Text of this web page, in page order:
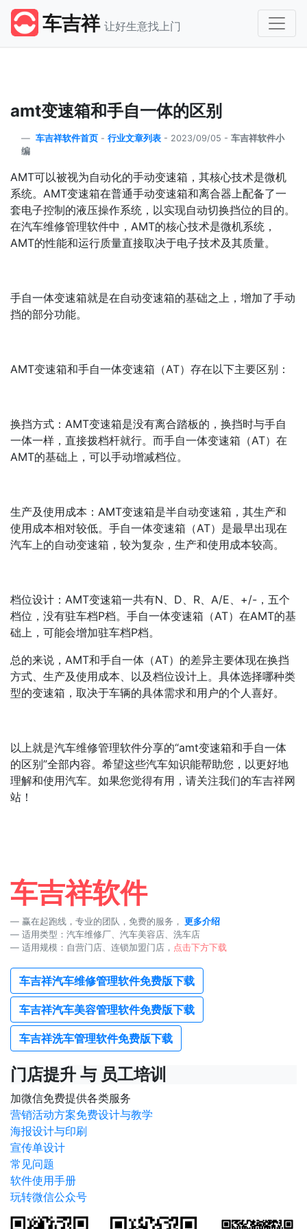
车吉祥 让好生意找上门
amt变速箱和手自一体的区别
车吉祥软件首页 - 行业文章列表 - 2023/09/05 - 车吉祥软件小
编
AMT可以被视为自动化的手动变速箱，其核心技术是微机
系统。AMT变速箱在普通手动变速箱和离合器上配备了一
套电子控制的液压操作系统，以实现自动切换挡位的目的。
在汽车维修管理软件中，AMT的核心技术是微机系统，
AMT的性能和运行质量直接取决于电子技术及其质量。
手自一体变速箱就是在自动变速箱的基础之上，增加了手动
挡的部分功能。
AMT变速箱和手自一体变速箱（AT）存在以下主要区别：
换挡方式：AMT变速箱是没有离合踏板的，换挡时与手自
一体一样，直接拨档杆就行。而手自一体变速箱（AT）在
AMT的基础上，可以手动增减档位。
生产及使用成本：AMT变速箱是半自动变速箱，其生产和
使用成本相对较低。手自一体变速箱（AT）是最早出现在
汽车上的自动变速箱，较为复杂，生产和使用成本较高。
档位设计：AMT变速箱一共有N、D、R、A/E、+/-，五个
档位，没有驻车档P档。手自一体变速箱（AT）在AMT的基
础上，可能会增加驻车档P档。
总的来说，AMT和手自一体（AT）的差异主要体现在换挡
方式、生产及使用成本、以及档位设计上。具体选择哪种类
型的变速箱，取决于车辆的具体需求和用户的个人喜好。
以上就是汽车维修管理软件分享的“amt变速箱和手自一体
的区别”全部内容。希望这些汽车知识能帮助您，以更好地
理解和使用汽车。如果您觉得有用，请关注我们的车吉祥网
站！
车吉祥软件
赢在起跑线，专业的团队，免费的服务， 更多介绍
适用类型：汽车维修厂、汽车美容店、洗车店
适用规模：自营门店、连锁加盟门店， 点击下方下载
车吉祥汽车维修管理软件免费版下载
车吉祥汽车美容管理软件免费版下载
车吉祥洗车管理软件免费版下载
门店提升 与 员工培训
加微信免费提供各类服务
营销活动方案免费设计与教学
海报设计与印刷
宣传单设计
常见问题
软件使用手册
玩转微信公众号